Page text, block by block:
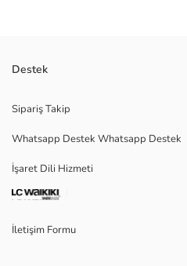
Kalın triko kumaştan üretilen erkek
Ana Kumaş:
Satıcı:
Cinsiyet:
Kumaş:
Kalınlık:
Destek
Sipariş Takip
Whatsapp Destek Whatsapp Destek
İşaret Dili Hizmeti
İletişim Formu